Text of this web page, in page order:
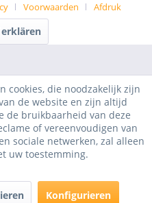
Voorwaarden Afdruk
cookies, die noodzakelijk zijn
de website en zijn altijd
de bruikbaarheid van deze
of vereenvoudigen van
sociale netwerken, zal alleen
uw toestemming.
Konfigurieren